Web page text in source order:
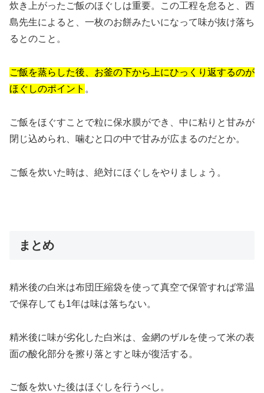
炊き上がったご飯のほぐしは重要。この工程を怠ると、西
島先生によると、一枚のお餅みたいになって味が抜け落ち
るとのこと。
ご飯を蒸らした後、お釜の下から上にひっくり返するのが
ほぐしのポイント 。
ご飯をほぐすことで粒に保水膜ができ、中に粘りと甘みが
閉じ込められ、噛むと口の中で甘みが広まるのだとか。
ご飯を炊いた時は、絶対にほぐしをやりましょう。
まとめ
精米後の白米は布団圧縮袋を使って真空で保管すれば常温
で保存しても1年は味は落ちない。
精米後に味が劣化した白米は、金網のザルを使って米の表
面の酸化部分を擦り落とすと味が復活する。
ご飯を炊いた後はほぐしを行うべし。